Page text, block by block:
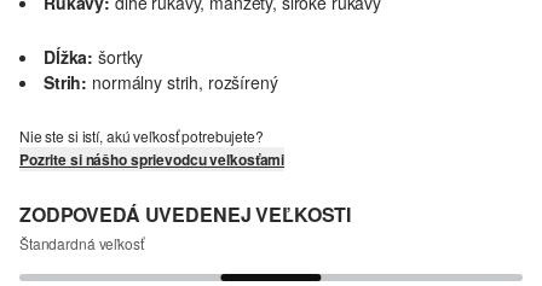
Dĺžka: šortky
Strih: normálny strih, rozšírený
Nie ste si istí, akú veľkosť potrebujete?
Pozrite si nášho sprievodcu veľkosťami
ZODPOVEDÁ UVEDENEJ VEĽKOSTI
Štandardná veľkosť